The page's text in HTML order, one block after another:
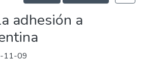
adhesión a
11-09